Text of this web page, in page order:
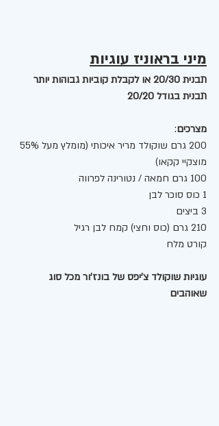
מיני בראוניז עוגיות
תבנית 20/30 או לקבלת קוביות גבוהות יותר
תבנית בגודל 20/20
מצרכים:
מוצקיי קקאו)
100 גרם חמאה / נטורינה לפרווה
1 כוס סוכר לבן
3 ביצים
210 גרם (כוס וחצי) קמח לבן רגיל
קורט מלח
עוגיות שוקולד צ'יפס של בונז'ור מכל סוג
שאוהבים